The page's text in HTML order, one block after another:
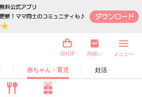
赤ちゃん・育児 妊活
SHOP 内祝い メニュー